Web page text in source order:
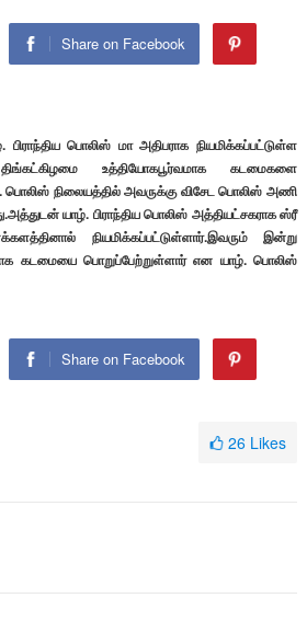
Share on Facebook
பிராந்திய பொலிஸ் மா அதிபராக நியமிக்கப்பட்டுள்ள
உத்தியோகபூர்வமாக கடமைகளை
பொலிஸ் நிலையத்தில் அவருக்கு விசேட பொலிஸ் அணி
யாழ். பிராந்திய பொலிஸ் அத்தியட்சகராக ஸ்ரீ
நியமிக்கப்பட்டுள்ளார்.இவரும் இன்று
கடமையை பொறுப்பேற்றுள்ளார் என யாழ். பொலிஸ்
Share on Facebook
26 Likes